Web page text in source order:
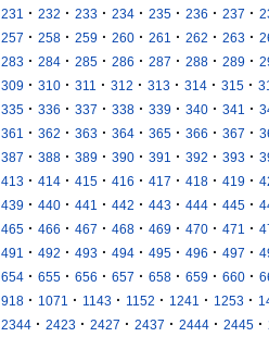
231
· 232 · 233 · 234 · 235 · 236 · 237 ·
257 · 258 · 259 · 260 · 261 · 262 · 263 ·
283 · 284 · 285 · 286 · 287 · 288 · 289 ·
309 · 310 · 311 · 312 · 313 · 314 · 315 ·
335 · 336 · 337 · 338 · 339 · 340 · 341 ·
361
· 362 · 363 · 364 · 365 · 366 · 367 ·
387 · 388 · 389 · 390 · 391 · 392 · 393 ·
413 · 414 · 415 · 416 · 417 · 418 · 419 ·
439 · 440 · 441 · 442 · 443 · 444 · 445 ·
465 · 466 · 467 · 468 · 469 · 470 · 471 ·
491
· 492 · 493 · 494 · 495 · 496 · 497 ·
654 · 655 · 656 · 657 · 658 · 659 · 660 ·
918 · 1071 · 1143 · 1152 · 1241 · 1253 ·
2344 · 2423 · 2427 · 2437 · 2444 · 2445 ·